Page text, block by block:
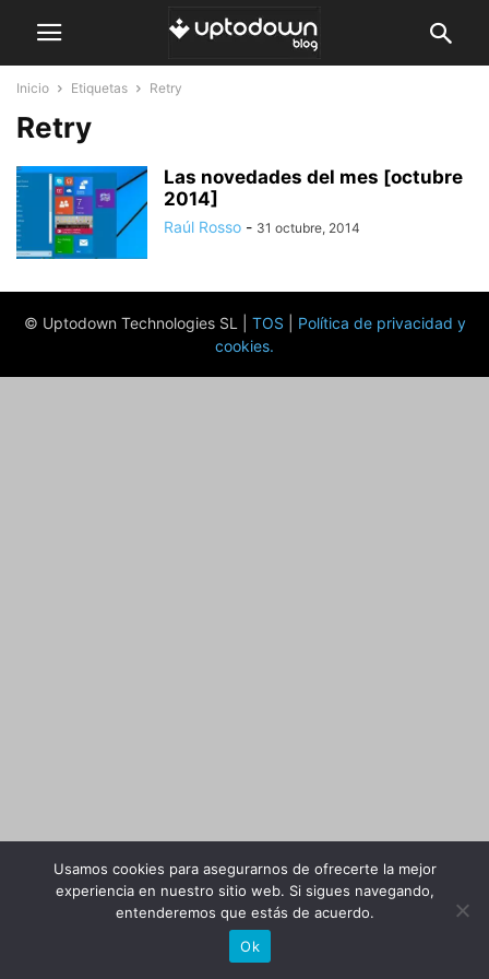
Inicio Etiquetas Retry
Retry
Las novedades del mes [octubre
2014]
Raúl Rosso - 31 octubre, 2014
© Uptodown Technologies SL | TOS
Política de privacidad y
cookies.
Usamos cookies para asegurarnos de ofrecerte la mejor
experiencia en nuestro sitio web. Si sigues navegando,
entenderemos que estás de acuerdo.
Ok